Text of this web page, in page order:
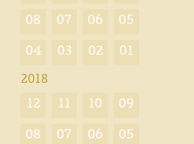
08 07 06 05
04 03 02 01
2018
12 11 10 09
08 07 06 05